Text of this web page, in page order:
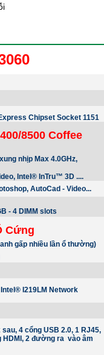
Chipset Socket 1151
8500 Coffee
nhịp Max 4.0GHz,
Intel® InTru™ 3D ....
AutoCad - Video...
- 4 DIMM slots
Cứng
gấp nhiều lần ổ thường)
I219LM Network
4 cổng USB 2.0, 1 RJ45,
HDMI, 2 đường ra vào âm